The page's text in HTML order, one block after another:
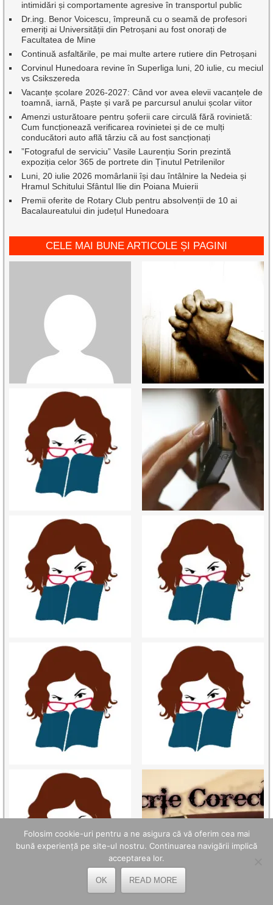
intimidări și comportamente agresive în transportul public
Dr.ing. Benor Voicescu, împreună cu o seamă de profesori
emeriți ai Universității din Petroșani au fost onorați de
Facultatea de Mine
Continuă asfaltările, pe mai multe artere rutiere din Petroșani
Corvinul Hunedoara revine în Superliga luni, 20 iulie, cu meciul
vs Csikszereda
Vacanțe școlare 2026-2027: Când vor avea elevii vacanțele de
toamnă, iarnă, Paște și vară pe parcursul anului școlar viitor
Amenzi usturătoare pentru șoferii care circulă fără rovinietă:
Cum funcționează verificarea rovinietei și de ce mulți
conducători auto află târziu că au fost sancționați
”Fotograful de serviciu” Vasile Laurențiu Sorin prezintă
expoziția celor 365 de portrete din Ținutul Petrilenilor
Luni, 20 iulie 2026 momârlanii își dau întâlnire la Nedeia și
Hramul Schitului Sfântul Ilie din Poiana Muierii
Premii oferite de Rotary Club pentru absolvenții de 10 ai
Bacalaureatului din județul Hunedoara
CELE MAI BUNE ARTICOLE ȘI PAGINI
Folosim cookie-uri pentru a ne asigura că vă oferim cea mai
bună experiență pe site-ul nostru. Continuarea navigării implică
acceptarea lor.
OK READ MORE